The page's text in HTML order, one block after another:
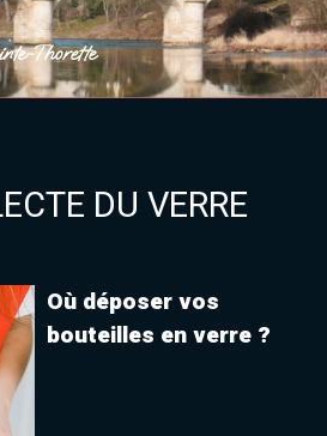
Thorette
DU VERRE
Où déposer vos
bouteilles en verre ?